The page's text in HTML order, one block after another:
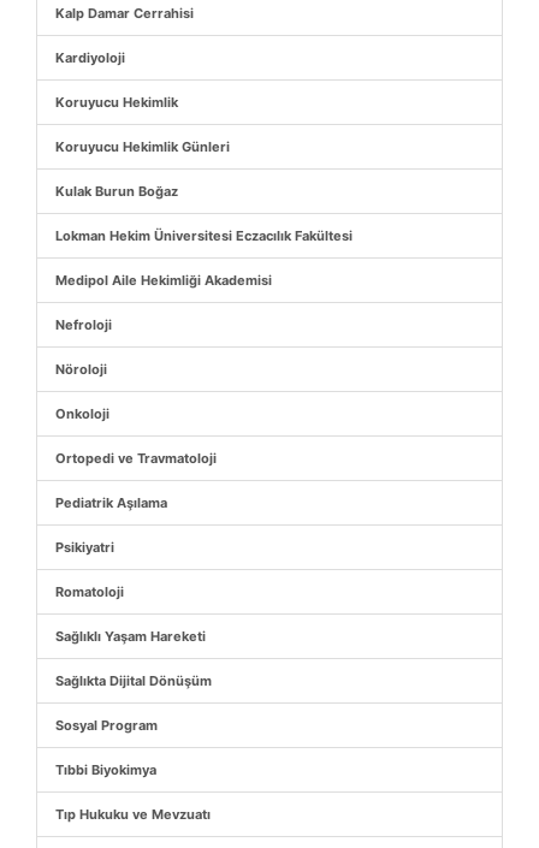
Kalp Damar Cerrahisi
Kardiyoloji
Koruyucu Hekimlik
Koruyucu Hekimlik Günleri
Kulak Burun Boğaz
Lokman Hekim Üniversitesi Eczacılık Fakültesi
Medipol Aile Hekimliği Akademisi
Nefroloji
Nöroloji
Onkoloji
Ortopedi ve Travmatoloji
Pediatrik Aşılama
Psikiyatri
Romatoloji
Sağlıklı Yaşam Hareketi
Sağlıkta Dijital Dönüşüm
Sosyal Program
Tıbbi Biyokimya
Tıp Hukuku ve Mevzuatı